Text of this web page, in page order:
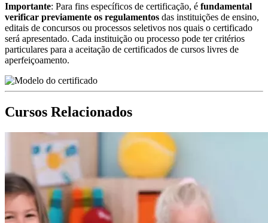
Importante: Para fins específicos de certificação, é fundamental
verificar previamente os regulamentos das instituições de ensino,
editais de concursos ou processos seletivos nos quais o certificado
será apresentado. Cada instituição ou processo pode ter critérios
particulares para a aceitação de certificados de cursos livres de
aperfeiçoamento.
Cursos Relacionados